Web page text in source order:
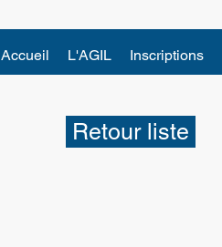
Accueil L'AGIL Inscriptions
Retour liste